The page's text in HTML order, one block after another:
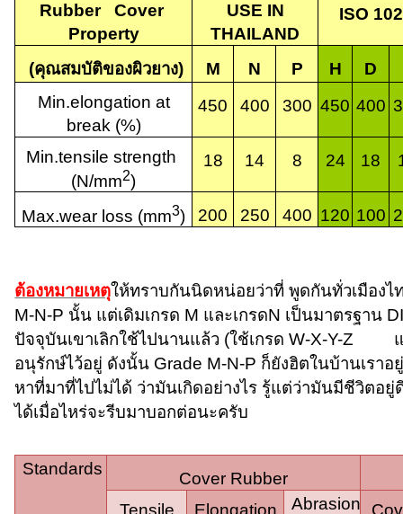
Rubber Cover
Property
USE IN
THAILAND
ISO
(คุณสมบัติของผิวยาง) M N P H D
Min.elongation at
break (%)
450 400 300 450 400
Min.tensile strength
(N/mm2)
18 14 8 24 18
Max.wear loss (mm3) 200 250 400 120 100
ต้องหมายเหตุให้ทราบกันนิดหน่อยว่าที่ พูดกันทั่วเมือง
M-N-P นั้น แต่เดิมเกรด M และเกรดN เป็นมาตรฐาน
ปัจจุบันเขาเลิกใช้ไปนานแล้ว (ใช้เกรดW-X-Y-Z แทน
อนุรักษ์ไว้อยู่ ดังนั้น Grade M-N-P ก็ยังฮิตในบ้านเราอ
หาที่มาที่ไปไม่ได้ ว่ามันเกิดอย่างไร รู้แต่ว่ามันมีชีวิตอ
ได้เมื่อไหร่จะรีบมาบอกต่อนะครับ
Standards
Cover Rubber
Abrasion